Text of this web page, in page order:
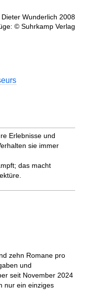
Wunderlich 2008
© Suhrkamp Verlag
Erlebnisse und
sie immer
das macht
zehn Romane pro
und
seit November 2024
nur ein einziges